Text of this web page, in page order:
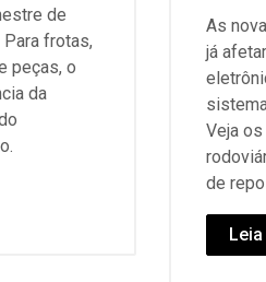
de
frotas,
peças, o
da
As
já
Veja
de